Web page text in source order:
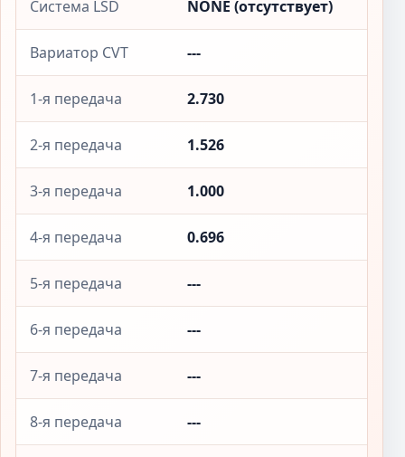
Система LSD NONE (отсутствует)
Вариатор CVT ---
1-я передача 2.730
2-я передача 1.526
3-я передача 1.000
4-я передача 0.696
5-я передача ---
6-я передача ---
7-я передача ---
8-я передача ---